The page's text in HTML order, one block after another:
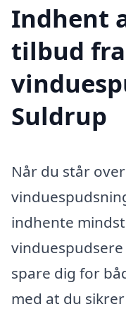
Indhent
tilbud fra
Suldrup
Når du står
indhente
spare dig for
med at du